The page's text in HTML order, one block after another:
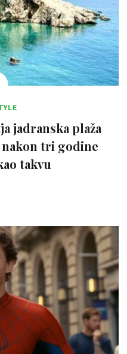
jadranska plaža
tri godine
takvu